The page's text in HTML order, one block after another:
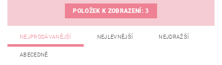
POLOŽEK K ZOBRAZENÍ:3
NEJPRODÁVANĚJŠÍ NEJLEVNĚJŠÍ NEJDRAŽŠÍ
ABECEDNĚ